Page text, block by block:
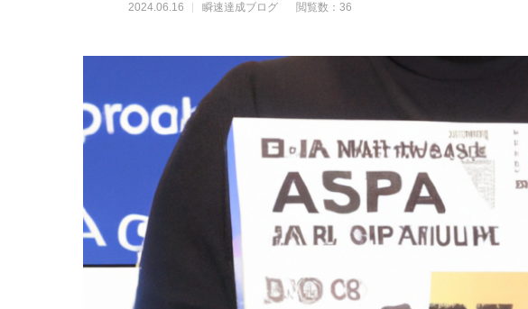
2024.06.16 瞬速達成ブログ 閲覧数：36